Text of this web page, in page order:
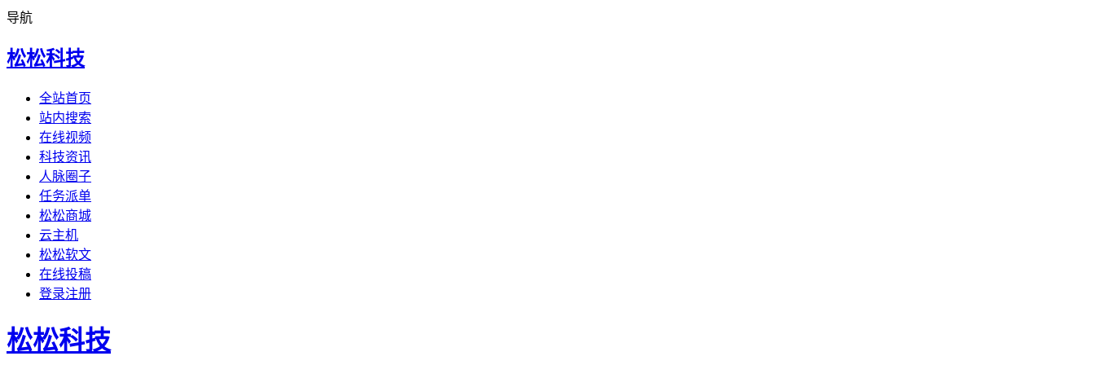
导航
松松科技
全站首页
站内搜索
在线视频
科技资讯
人脉圈子
任务派单
松松商城
云主机
松松软文
在线投稿
登录注册
松松科技